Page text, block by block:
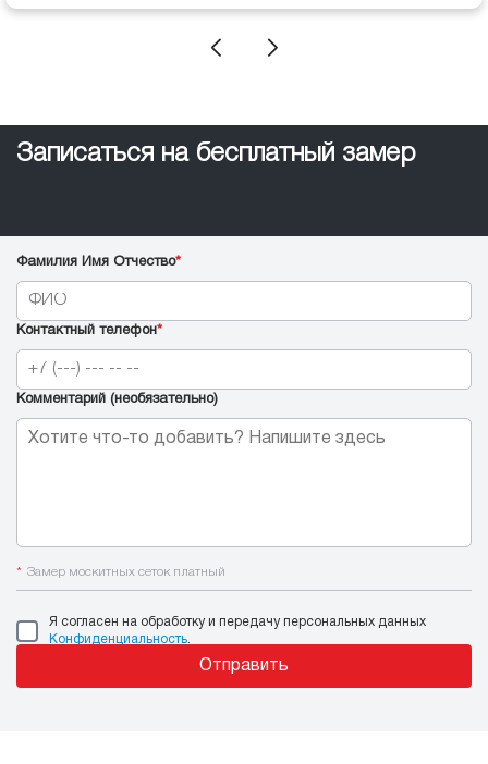
Записаться на бесплатный замер
Фамилия Имя Отчество*
Контактный телефон*
Комментарий (необязательно)
* Замер москитных сеток платный
Я согласен на обработку и передачу персональных данных
Конфиденциальность
Отправить